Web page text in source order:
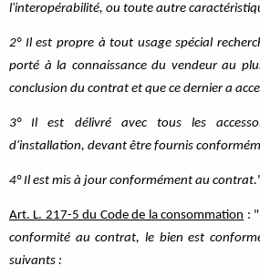
l'interopérabilité, ou toute autre
2° Il est propre à tout usage spécial
porté à la connaissance du vendeur au
conclusion du contrat et que ce dernier a
3° Il est délivré avec tous les
d'installation, devant être fournis
4° Il est mis à jour conformément au contrat.
Art. L. 217-5 du Code de la consommation :
conformité au contrat, le bien est
suivants :